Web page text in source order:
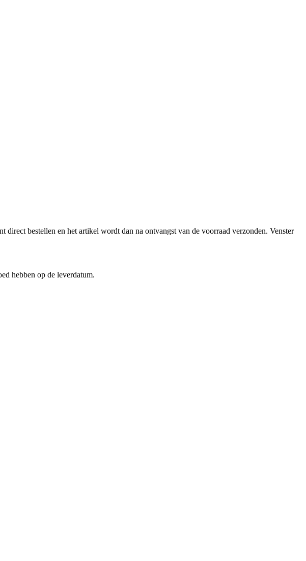
bestellen en het artikel wordt dan na ontvangst van de voorraad verzonden. Venster
hebben op de leverdatum.